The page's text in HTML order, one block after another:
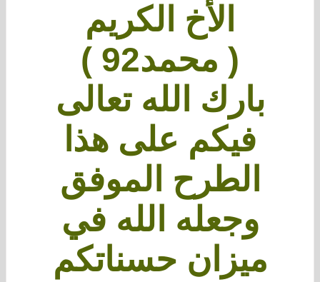
الأخ الكريم
( محمد92 )
بارك الله تعالى
فيكم على هذا
الطرح الموفق
وجعله الله في
ميزان حسناتكم